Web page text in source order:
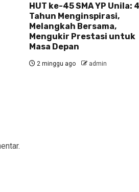
HUT ke-45 SMA YP Unila:
Tahun Menginspirasi,
Melangkah Bersama,
Mengukir Prestasi untuk
Masa Depan
2 minggu ago admin